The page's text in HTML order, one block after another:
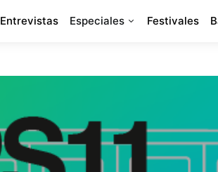
Entrevistas Especiales Festivales